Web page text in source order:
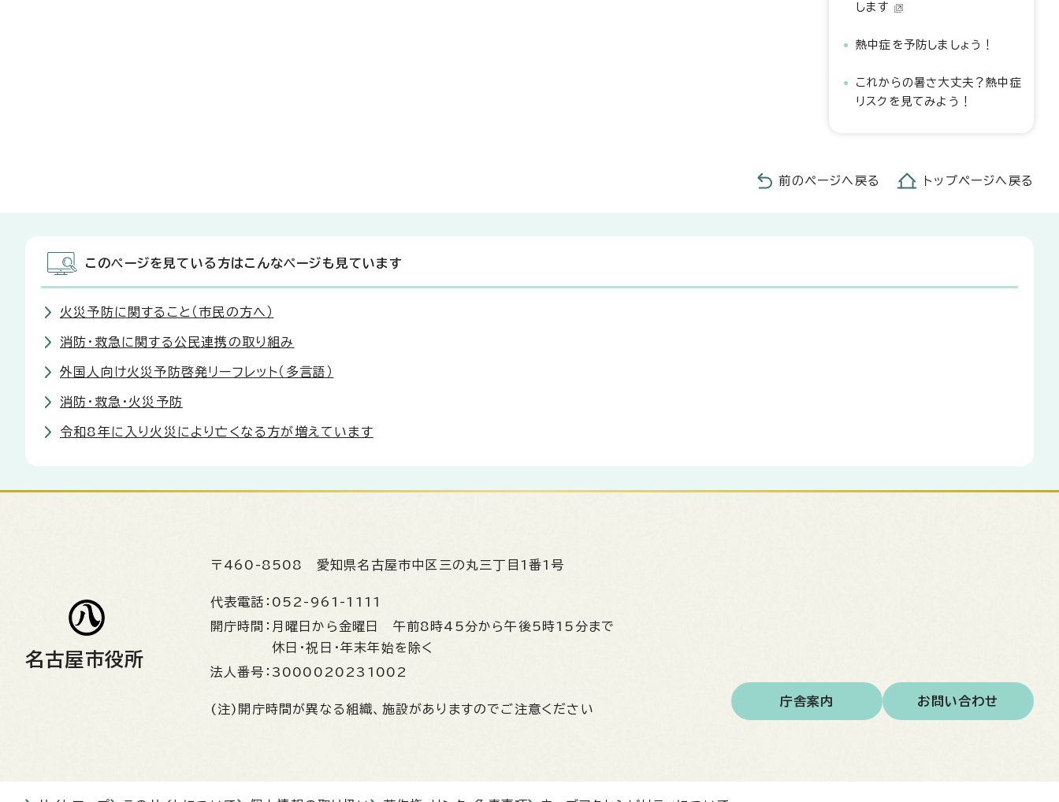
します
熱中症を予防しましょう！
これからの暑さ大丈夫？熱中症
リスクを見てみよう！
前のページへ戻る トップページへ戻る
このページを見ている方はこんなページも見ています
火災予防に関すること（市民の方へ）
消防・救急に関する公民連携の取り組み
外国人向け火災予防啓発リーフレット（多言語）
消防・救急・火災予防
令和8年に入り火災により亡くなる方が増えています
名古屋市役所
〒460-8508 愛知県名古屋市中区三の丸三丁目1番1号
代表電話： 052-961-1111
開庁時間： 月曜日から金曜日 午前8時45分から午後5時15分まで
休日・祝日・年末年始を除く
法人番号： 3000020231002
(注)開庁時間が異なる組織、施設がありますのでご注意ください
庁舎案内 お問い合わせ